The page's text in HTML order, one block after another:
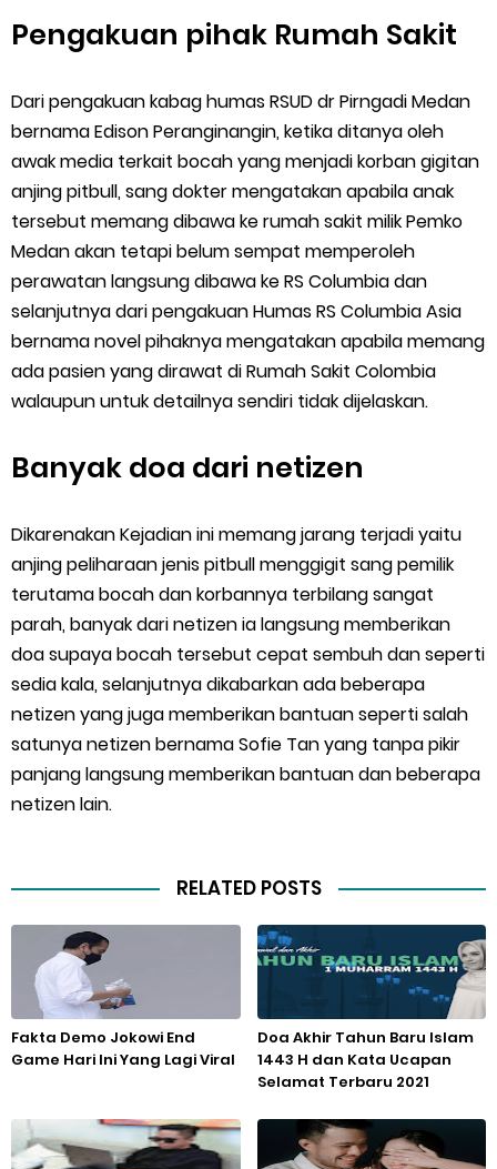
Pengakuan pihak Rumah Sakit
Dari pengakuan kabag humas RSUD dr Pirngadi Medan
bernama Edison Peranginangin, ketika ditanya oleh
awak media terkait bocah yang menjadi korban gigitan
anjing pitbull, sang dokter mengatakan apabila anak
tersebut memang dibawa ke rumah sakit milik Pemko
Medan akan tetapi belum sempat memperoleh
perawatan langsung dibawa ke RS Columbia dan
selanjutnya dari pengakuan Humas RS Columbia Asia
bernama novel pihaknya mengatakan apabila memang
ada pasien yang dirawat di Rumah Sakit Colombia
walaupun untuk detailnya sendiri tidak dijelaskan.
Banyak doa dari netizen
Dikarenakan Kejadian ini memang jarang terjadi yaitu
anjing peliharaan jenis pitbull menggigit sang pemilik
terutama bocah dan korbannya terbilang sangat
parah, banyak dari netizen ia langsung memberikan
doa supaya bocah tersebut cepat sembuh dan seperti
sedia kala, selanjutnya dikabarkan ada beberapa
netizen yang juga memberikan bantuan seperti salah
satunya netizen bernama Sofie Tan yang tanpa pikir
panjang langsung memberikan bantuan dan beberapa
netizen lain.
RELATED POSTS
Fakta Demo Jokowi End
Game Hari Ini Yang Lagi Viral
Doa Akhir Tahun Baru Islam
1443 H dan Kata Ucapan
Selamat Terbaru 2021